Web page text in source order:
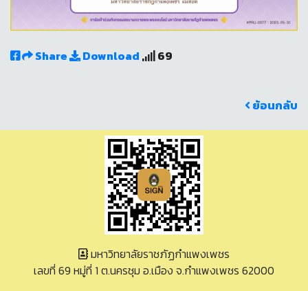
Share Download 69
ย้อนกลับ
มหาวิทยาลัยราชภัฏกำแพงเพชร
เลขที่ 69 หมู่ที่ 1 ต.นครชุม อ.เมือง จ.กำแพงเพชร 62000